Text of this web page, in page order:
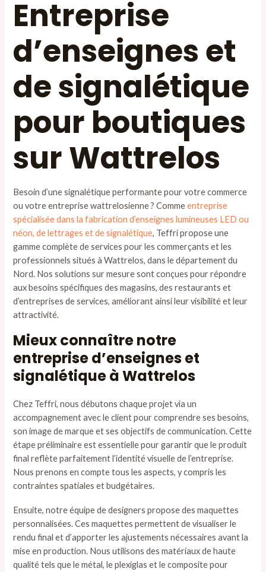
Entreprise
d’enseignes et
de signalétique
pour boutiques
sur Wattrelos
Besoin d’une signalétique performante pour votre commerce
ou votre entreprise wattrelosienne ? Commeentreprise
spécialisée dans la fabrication d’enseignes lumineuses LED ou
néon, de lettrages et de signalétique, Teffri propose une
gamme complète de services pour les commerçants et les
professionnels situés à Wattrelos, dans le département du
Nord. Nos solutions sur mesure sont conçues pour répondre
aux besoins spécifiques des magasins, des restaurants et
d’entreprises de services, améliorant ainsi leur visibilité et leur
attractivité.
Mieux connaître notre
entreprise d’enseignes et
signalétique à Wattrelos
Chez Teffri, nous débutons chaque projet via un
accompagnement avec le client pour comprendre ses besoins,
son image de marque et ses objectifs de communication. Cette
étape préliminaire est essentielle pour garantir que le produit
final reflète parfaitement l’identité visuelle de l’entreprise.
Nous prenons en compte tous les aspects, y compris les
contraintes spatiales et budgétaires.
Ensuite, notre équipe de designers propose des maquettes
personnalisées. Ces maquettes permettent de visualiser le
rendu final et d’apporter les ajustements nécessaires avant la
mise en production. Nous utilisons des matériaux de haute
qualité tels que le métal, le plexiglas et le composite pour